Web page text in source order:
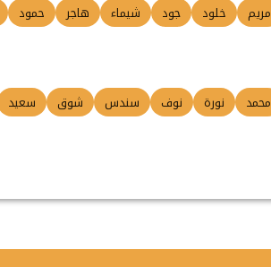
مريم خلود جود شيماء هاجر حمود
محمد نورة نوف سندس شوق سعيد